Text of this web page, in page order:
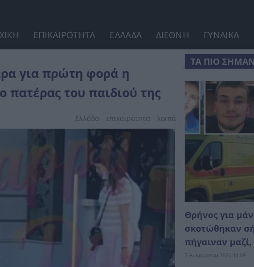
ΕΠΙΚΑΙΡΟΤΗΤΑ ΕΛΛΑΔΑ ΔΙΕΘΝΗ ΓΥΝΑΙΚΑ
για πρώτη φορά η
πατέρας του παιδιού της
Ελλάδα επικαιpότnτα λοιπά
ΤΑ ΠΙΟ
Θρήνος για
σκοτώθηκαν
πήγαιναν
7 Αυγούστου 2026 14:09